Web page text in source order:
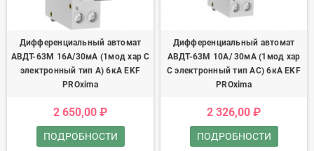
Дифференциальный автомат
АВДТ-63М 16А/30мА (1мод хар C
электронный тип A) 6кА EKF
PROxima
2 650,00 ₽
ПОДРОБНОСТИ
Дифференциальный автомат
АВДТ-63М 10А/ 30мА (1мод хар
C электронный тип AС) 6кА EKF
PROxima
2 326,00 ₽
ПОДРОБНОСТИ